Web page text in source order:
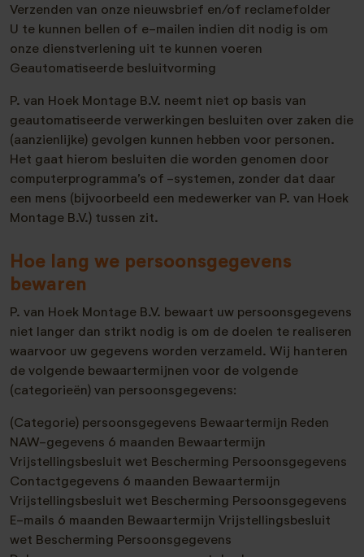
Verzenden van onze nieuwsbrief en/of reclamefolder
U te kunnen bellen of e-mailen indien dit nodig is om
onze dienstverlening uit te kunnen voeren
Geautomatiseerde besluitvorming
P. van Hoek Montage B.V. neemt niet op basis van
geautomatiseerde verwerkingen besluiten over zaken die
(aanzienlijke) gevolgen kunnen hebben voor personen.
Het gaat hierom besluiten die worden genomen door
computerprogramma’s of -systemen, zonder dat daar
een mens (bijvoorbeeld een medewerker van P. van Hoek
Montage B.V.) tussen zit.
Hoe lang we persoonsgegevens
bewaren
P. van Hoek Montage B.V. bewaart uw persoonsgegevens
niet langer dan strikt nodig is om de doelen te realiseren
waarvoor uw gegevens worden verzameld. Wij hanteren
de volgende bewaartermijnen voor de volgende
(categorieën) van persoonsgegevens:
(Categorie) persoonsgegevens Bewaartermijn Reden
NAW-gegevens 6 maanden Bewaartermijn
Vrijstellingsbesluit wet Bescherming Persoonsgegevens
Contactgegevens 6 maanden Bewaartermijn
Vrijstellingsbesluit wet Bescherming Persoonsgegevens
E-mails 6 maanden Bewaartermijn Vrijstellingsbesluit
wet Bescherming Persoonsgegevens